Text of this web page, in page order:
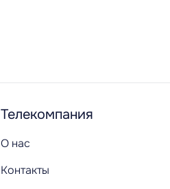
Телекомпания
О нас
Контакты